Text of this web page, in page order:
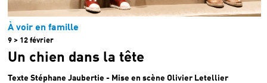
À voir en famille
9 > 12 février
Un chien dans la tête
Texte Stéphane Jaubertie - Mise en scène Olivier Letellier